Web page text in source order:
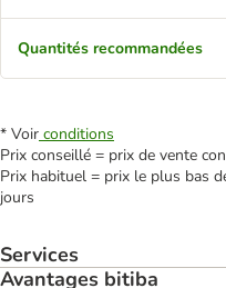
Quantités recommandées
* Voir conditions
Prix conseillé = prix de vente
Prix habituel = prix le plus bas
jours
Services
Avantages bitiba